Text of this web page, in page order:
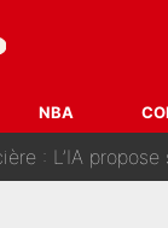
NBA
relance la
«c’est la
noms à l’OM